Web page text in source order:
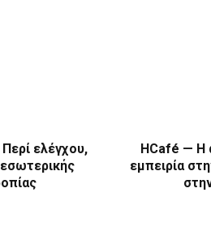
ελέγχου,
HCafé — Η
εμπειρία